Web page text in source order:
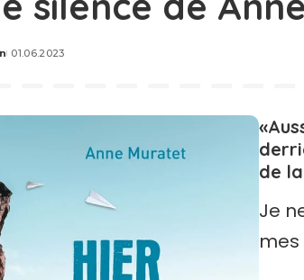
01.06.2023
de
Je